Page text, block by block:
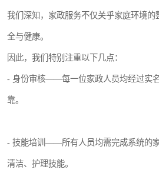
我们深知，家政服务不仅关乎家庭环境
全与健康。
因此，我们特别注重以下几点：
- 身份审核——每一位家政人员均经过实
靠。
- 技能培训——所有人员均需完成系统的
清洁、护理技能。